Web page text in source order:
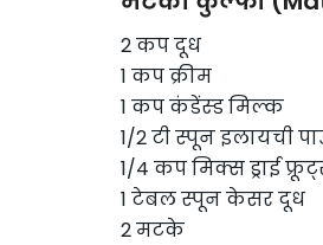
2 कप दूध
1 कप क्रीम
1 कप कंडेंस्ड मिल्क
1/2 टी स्पून इलायची
1/4 कप मिक्स ड्राई
1 टेबल स्पून केसर दूध
2 मटके